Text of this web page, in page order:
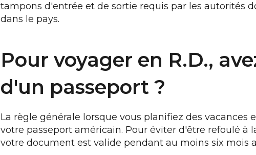
tampons d'entrée et de sortie requis par les autorités
dans le pays.
Pour voyager en R.D.,
d'un passeport ?
La règle générale lorsque vous planifiez des vacances
votre passeport américain. Pour éviter d'être refoulé à
votre document est valide pendant au moins six mois